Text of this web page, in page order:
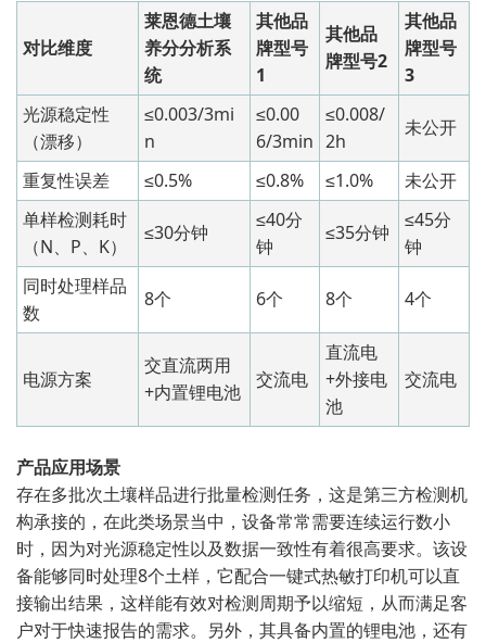
对比维度
莱恩德土壤
养分分析系
统
其他品
牌型号
1
其他品
牌型号2
其他品
牌型号
3
光源稳定性
（漂移）
≤0.003/3mi
n
≤0.00
6/3min
≤0.008/
2h
未公开
重复性误差 ≤0.5% ≤0.8% ≤1.0%
未公开
单样检测耗时
（N、P、K）
≤30分钟
≤40分
钟
≤35分钟
≤45分
钟
同时处理样品
数
8个 6个 8个 4个
电源方案
交直流两用
+内置锂电池
交流电
直流电
+外接电
池
交流电
产品应用场景
存在多批次土壤样品进行批量检测任务，这是第三方检测机
构承接的，在此类场景当中，设备常常需要连续运行数小
时，因为对光源稳定性以及数据一致性有着很高要求。该设
备能够同时处理8个土样，它配合一键式热敏打印机可以直
接输出结果，这样能有效对检测周期予以缩短，从而满足客
户对于快速报告的需求。另外，其具备内置的锂电池，还有